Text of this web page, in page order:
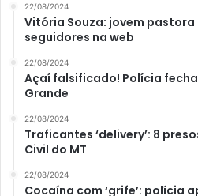
22/08/2024
Vitória Souza: jovem pastora
seguidores na web
22/08/2024
Açaí falsificado! Polícia
Grande
22/08/2024
Traficantes ‘delivery’: 8
Civil do MT
22/08/2024
Cocaína com ‘grife’: polícia